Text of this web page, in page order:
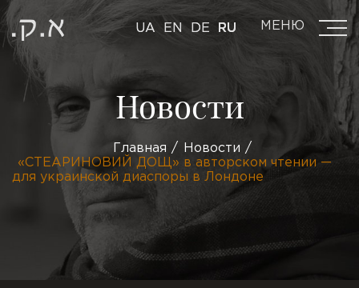
UA EN DE RU МЕНЮ
Новости
Главная
Новости
«СТЕАРИНОВИЙ ДОЩ» в авторском чтении —
для украинской диаспоры в Лондоне